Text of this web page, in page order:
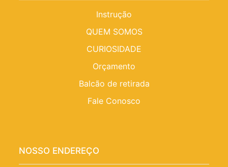
Instrução
QUEM SOMOS
CURIOSIDADE
Orçamento
Balcão de retirada
Fale Conosco
NOSSO ENDEREÇO